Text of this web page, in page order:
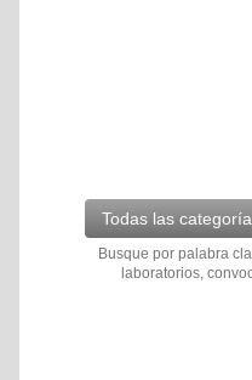
Todas las
Busque por palabra
laboratorios,